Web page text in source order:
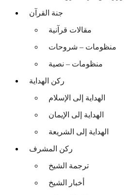
جنة القرآن
مقالات قرآنية
منظومات – شروحات
منظومات – نصية
ركن الهداية
الهداية إلى الإسلام
الهداية إلى الإيمان
الهداية إلى الشريعة
ركن المشرف
ترجمة الشيخ
أخبار الشيخ